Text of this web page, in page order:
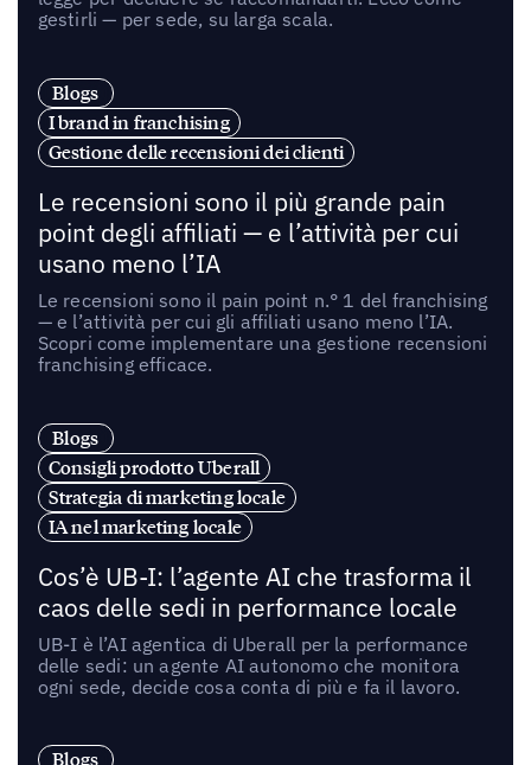
gestirli — per sede, su larga scala.
Blogs
I brand in franchising
Gestione delle recensioni dei clienti
Le recensioni sono il più grande pain
point degli affiliati — e l’attività per cui
usano meno l’IA
Le recensioni sono il pain point n.° 1 del franchising
— e l’attività per cui gli affiliati usano meno l’IA.
Scopri come implementare una gestione recensioni
franchising efficace.
Blogs
Consigli prodotto Uberall
Strategia di marketing locale
IA nel marketing locale
Cos’è UB-I: l’agente AI che trasforma il
caos delle sedi in performance locale
UB-I è l’AI agentica di Uberall per la performance
delle sedi: un agente AI autonomo che monitora
ogni sede, decide cosa conta di più e fa il lavoro.
Blogs